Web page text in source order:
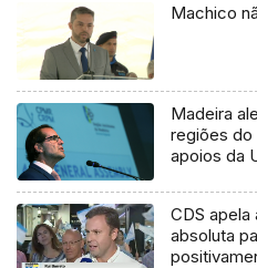
Machico
Madeira
regiões
apoios da
CDS apela
absoluta